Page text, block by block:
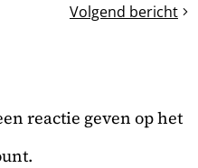
Volgend bericht
De
reactie geven op het